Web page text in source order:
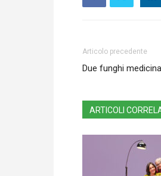
Articolo precedente
Due funghi
ARTICOLI